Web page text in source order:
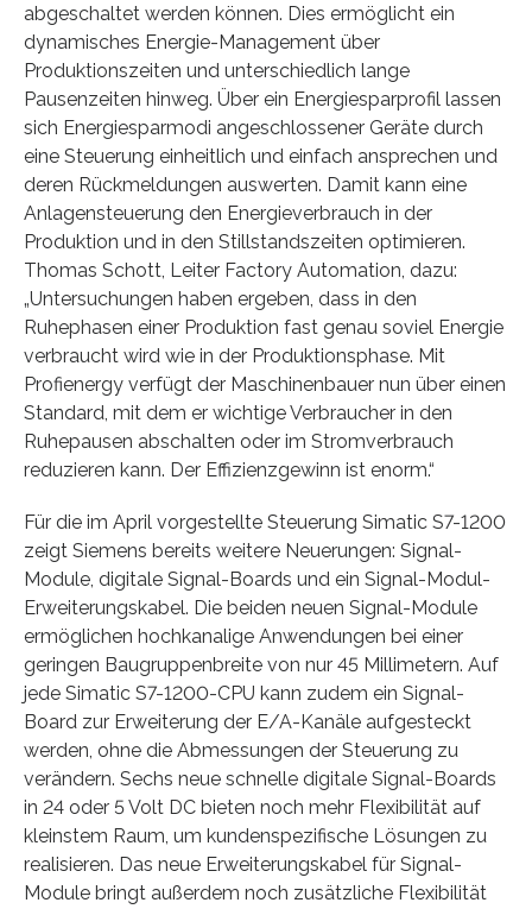
abgeschaltet werden können. Dies ermöglicht ein
dynamisches Energie-Management über
Produktionszeiten und unterschiedlich lange
Pausenzeiten hinweg. Über ein Energiesparprofil lassen
sich Energiesparmodi angeschlossener Geräte durch
eine Steuerung einheitlich und einfach ansprechen und
deren Rückmeldungen auswerten. Damit kann eine
Anlagensteuerung den Energieverbrauch in der
Produktion und in den Stillstandszeiten optimieren.
Thomas Schott, Leiter Factory Automation, dazu:
„Untersuchungen haben ergeben, dass in den
Ruhephasen einer Produktion fast genau soviel Energie
verbraucht wird wie in der Produktionsphase. Mit
Profienergy verfügt der Maschinenbauer nun über einen
Standard, mit dem er wichtige Verbraucher in den
Ruhepausen abschalten oder im Stromverbrauch
reduzieren kann. Der Effizienzgewinn ist enorm.“
Für die im April vorgestellte Steuerung Simatic S7-1200
zeigt Siemens bereits weitere Neuerungen: Signal-
Module, digitale Signal-Boards und ein Signal-Modul-
Erweiterungskabel. Die beiden neuen Signal-Module
ermöglichen hochkanalige Anwendungen bei einer
geringen Baugruppenbreite von nur 45 Millimetern. Auf
jede Simatic S7-1200-CPU kann zudem ein Signal-
Board zur Erweiterung der E/A-Kanäle aufgesteckt
werden, ohne die Abmessungen der Steuerung zu
verändern. Sechs neue schnelle digitale Signal-Boards
in 24 oder 5 Volt DC bieten noch mehr Flexibilität auf
kleinstem Raum, um kundenspezifische Lösungen zu
realisieren. Das neue Erweiterungskabel für Signal-
Module bringt außerdem noch zusätzliche Flexibilität